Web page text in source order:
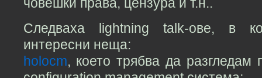
човешки права, цензура и т.н..
Следваха lightning talk-ове, в
интересни неща:
holocm, което трябва да разгледам